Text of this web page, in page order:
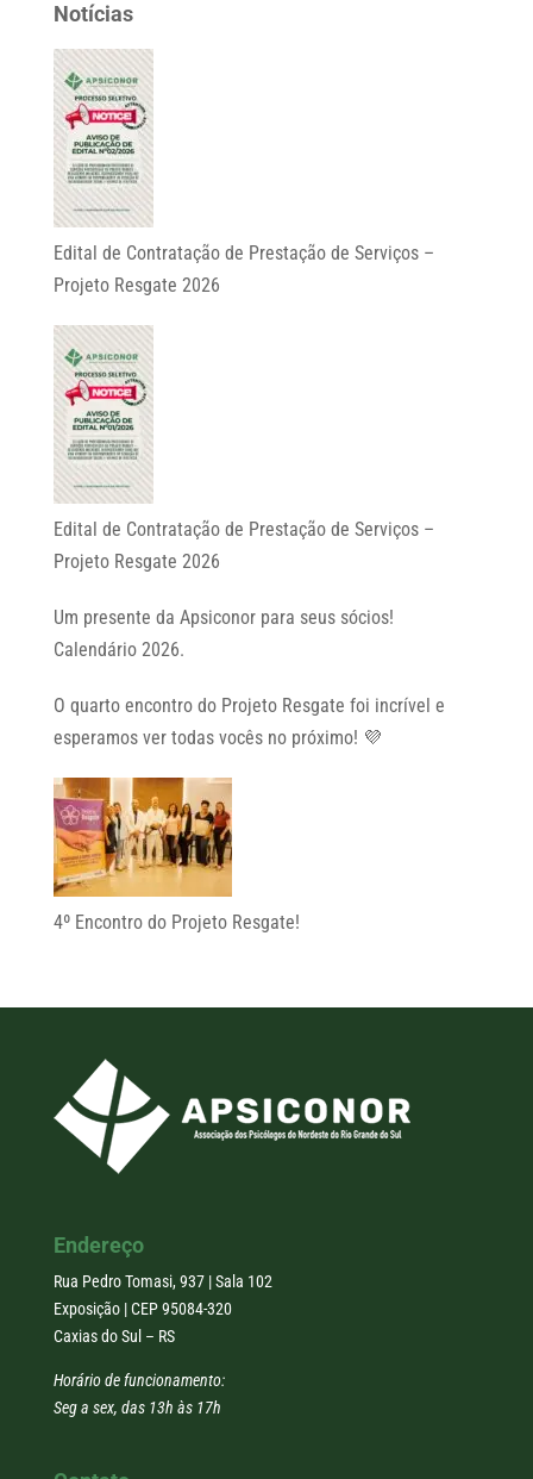
Notícias
Edital de Contratação de Prestação de Serviços –
Projeto Resgate 2026
Edital de Contratação de Prestação de Serviços –
Projeto Resgate 2026
Um presente da Apsiconor para seus sócios!
Calendário 2026.
O quarto encontro do Projeto Resgate foi incrível e
esperamos ver todas vocês no próximo! 💜
4º Encontro do Projeto Resgate!
Endereço
Rua Pedro Tomasi, 937 | Sala 102
Exposição | CEP 95084-320
Caxias do Sul – RS
Horário de funcionamento:
Seg a sex, das 13h às 17h